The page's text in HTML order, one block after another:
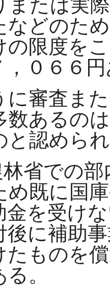
または実
などのた
の限度を
，０６６
審査ま
数あるの
と認めら
省での
め既に国
金を受け
後に補助
たものを
。